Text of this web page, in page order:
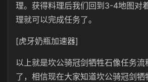
理。获得料理后我们回到3-4地图对
理就可以完成任务了。
[虎牙奶瓶加速器]
以上就是坎公骑冠剑牺牲石像任务流
了，相信现在大家知道坎公骑冠剑